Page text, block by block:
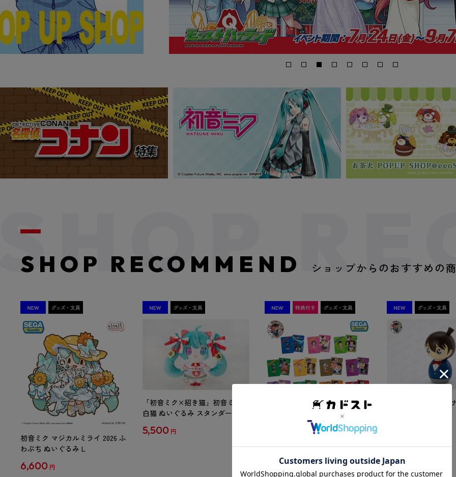
SHOP RECOMMEND ショップからのおすすめの
初音ミク マジカルミライ 2026 ふ
わぷち ぬいぐるみ L
6,600 円
「初音ミク×招き猫」初音ミク
白猫 ぬいぐるみ スタンダード
5,500 円
ナン TVアニメ「名探偵コナン」
30周年記念クリアファイル Vol.2
【1BOX】
8,250
【再販】「名探偵コ
こけし 江戸川コナン